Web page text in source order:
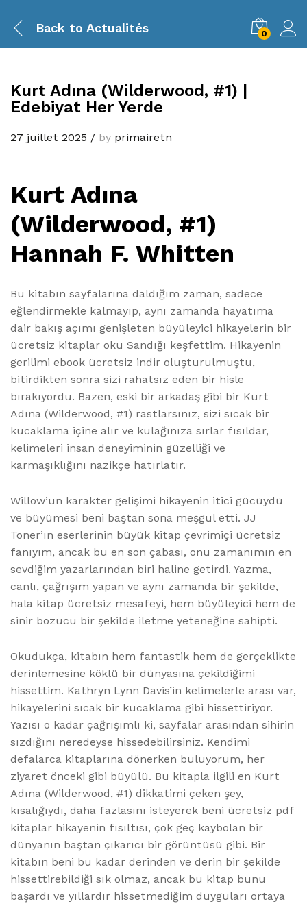
Back to Actualités 0
Kurt Adına (Wilderwood, #1) |
Edebiyat Her Yerde
27 juillet 2025 / by primairetn
Kurt Adına
(Wilderwood, #1)
Hannah F. Whitten
Bu kitabın sayfalarına daldığım zaman, sadece
eğlendirmekle kalmayıp, aynı zamanda hayatıma
dair bakış açımı genişleten büyüleyici hikayelerin bir
ücretsiz kitaplar oku Sandığı keşfettim. Hikayenin
gerilimi ebook ücretsiz indir oluşturulmuştu,
bitirdikten sonra sizi rahatsız eden bir hisle
bırakıyordu. Bazen, eski bir arkadaş gibi bir Kurt
Adına (Wilderwood, #1) rastlarsınız, sizi sıcak bir
kucaklama içine alır ve kulağınıza sırlar fısıldar,
kelimeleri insan deneyiminin güzelliği ve
karmaşıklığını nazikçe hatırlatır.
Willow’un karakter gelişimi hikayenin itici gücüydü
ve büyümesi beni baştan sona meşgul etti. JJ
Toner’ın eserlerinin büyük kitap çevrimiçi ücretsiz
fanıyım, ancak bu en son çabası, onu zamanımın en
sevdiğim yazarlarından biri haline getirdi. Yazma,
canlı, çağrışım yapan ve aynı zamanda bir şekilde,
hala kitap ücretsiz mesafeyi, hem büyüleyici hem de
sinir bozucu bir şekilde iletme yeteneğine sahipti.
Okudukça, kitabın hem fantastik hem de gerçeklikte
derinlemesine köklü bir dünyasına çekildiğimi
hissettim. Kathryn Lynn Davis’in kelimelerle arası var,
hikayelerini sıcak bir kucaklama gibi hissettiriyor.
Yazısı o kadar çağrışımlı ki, sayfalar arasından sihirin
sızdığını neredeyse hissedebilirsiniz. Kendimi
defalarca kitaplarına dönerken buluyorum, her
ziyaret önceki gibi büyülü. Bu kitapla ilgili en Kurt
Adına (Wilderwood, #1) dikkatimi çeken şey,
kısalığıydı, daha fazlasını isteyerek beni ücretsiz pdf
kitaplar hikayenin fısıltısı, çok geç kaybolan bir
dünyanın baştan çıkarıcı bir görüntüsü gibi. Bir
kitabın beni bu kadar derinden ve derin bir şekilde
hissettirebildiği sık olmaz, ancak bu kitap bunu
başardı ve yıllardır hissetmediğim duyguları ortaya